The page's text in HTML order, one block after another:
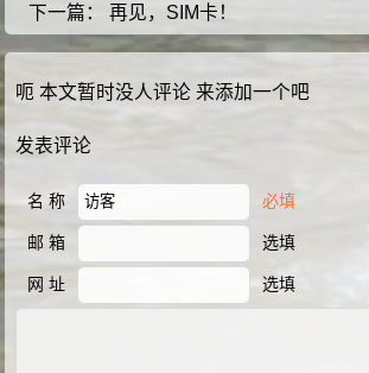
下一篇：再见，SIM卡！
呃 本文暂时没人评论 来添加一个吧
发表评论
名 称 必填
邮 箱 选填
网 址 选填